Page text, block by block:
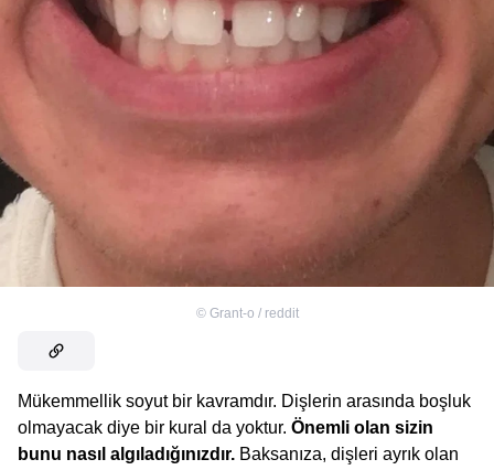
© Grant-o / reddit
Mükemmellik soyut bir kavramdır. Dişlerin arasında boşluk
olmayacak diye bir kural da yoktur. Önemli olan sizin
bunu nasıl algıladığınızdır. Baksanıza, dişleri ayrık olan